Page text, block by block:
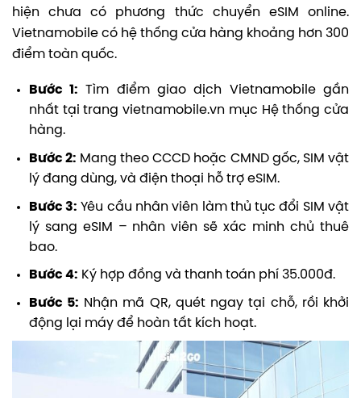
hiện chưa có phương thức chuyển eSIM online.
Vietnamobile có hệ thống cửa hàng khoảng hơn 300
điểm toàn quốc.
Bước 1: Tìm điểm giao dịch Vietnamobile gần
nhất tại trang vietnamobile.vn mục Hệ thống cửa
hàng.
Bước 2: Mang theo CCCD hoặc CMND gốc, SIM vật
lý đang dùng, và điện thoại hỗ trợ eSIM.
Bước 3: Yêu cầu nhân viên làm thủ tục đổi SIM vật
lý sang eSIM – nhân viên sẽ xác minh chủ thuê
bao.
Bước 4: Ký hợp đồng và thanh toán phí 35.000đ.
Bước 5: Nhận mã QR, quét ngay tại chỗ, rồi khởi
động lại máy để hoàn tất kích hoạt.